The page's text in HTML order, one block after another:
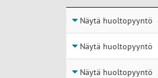
Huolto
Näytä huoltopyyntö
Näytä huoltopyyntö
Näytä huoltopyyntö